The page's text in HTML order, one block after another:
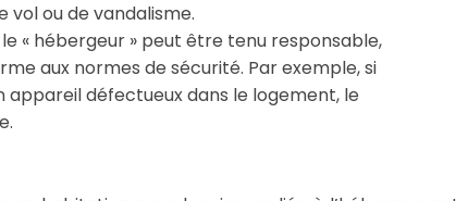
ou de vandalisme.
« hébergeur » peut être tenu responsable,
aux normes de sécurité. Par exemple, si
appareil défectueux dans le logement, le